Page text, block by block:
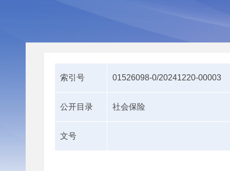
索引号 01526098-0/20241220-00003
公开目录 社会保险
文号